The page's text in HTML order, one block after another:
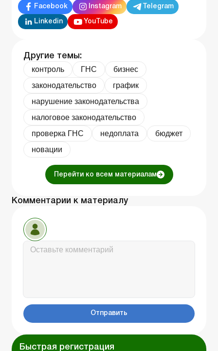
Facebook Instagram Telegram
Linkedin YouTube
Другие темы:
контроль ГНС
бизнес
законодательство
график
нарушение законодательства
налоговое законодательство
проверка ГНС
недоплата
бюджет
новации
Перейти ко всем материалам
Комментарии к материалу
Отправить
Быстрая регистрация